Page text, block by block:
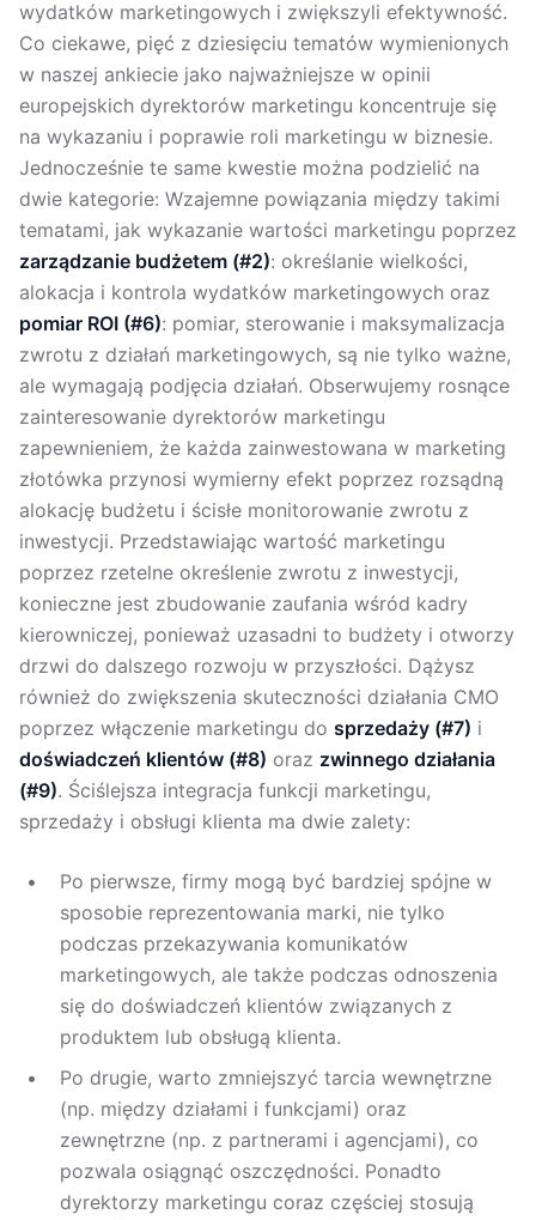
wydatków marketingowych i zwiększyli efektywność.
Co ciekawe, pięć z dziesięciu tematów wymienionych
w naszej ankiecie jako najważniejsze w opinii
europejskich dyrektorów marketingu koncentruje się
na wykazaniu i poprawie roli marketingu w biznesie.
Jednocześnie te same kwestie można podzielić na
dwie kategorie: Wzajemne powiązania między takimi
tematami, jak wykazanie wartości marketingu poprzez
zarządzanie budżetem (#2): określanie wielkości,
alokacja i kontrola wydatków marketingowych oraz
pomiar ROI (#6): pomiar, sterowanie i maksymalizacja
zwrotu z działań marketingowych, są nie tylko ważne,
ale wymagają podjęcia działań. Obserwujemy rosnące
zainteresowanie dyrektorów marketingu
zapewnieniem, że każda zainwestowana w marketing
złotówka przynosi wymierny efekt poprzez rozsądną
alokację budżetu i ścisłe monitorowanie zwrotu z
inwestycji. Przedstawiając wartość marketingu
poprzez rzetelne określenie zwrotu z inwestycji,
konieczne jest zbudowanie zaufania wśród kadry
kierowniczej, ponieważ uzasadni to budżety i otworzy
drzwi do dalszego rozwoju w przyszłości. Dążysz
również do zwiększenia skuteczności działania CMO
poprzez włączenie marketingu do sprzedaży (#7) i
doświadczeń klientów (#8) oraz zwinnego działania
(#9). Ściślejsza integracja funkcji marketingu,
sprzedaży i obsługi klienta ma dwie zalety:
Po pierwsze, firmy mogą być bardziej spójne w
sposobie reprezentowania marki, nie tylko
podczas przekazywania komunikatów
marketingowych, ale także podczas odnoszenia
się do doświadczeń klientów związanych z
produktem lub obsługą klienta.
Po drugie, warto zmniejszyć tarcia wewnętrzne
(np. między działami i funkcjami) oraz
zewnętrzne (np. z partnerami i agencjami), co
pozwala osiągnąć oszczędności. Ponadto
dyrektorzy marketingu coraz częściej stosują